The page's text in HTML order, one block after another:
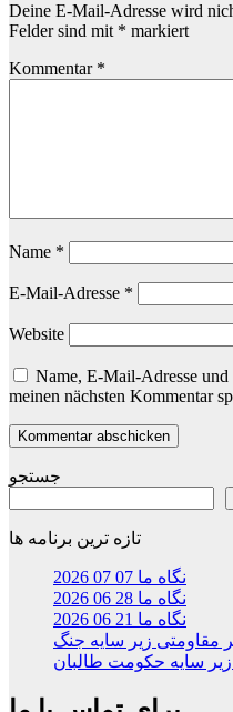
Deine E-Mail-Adresse wird
Felder sind mit * markiert
Kommentar *
Name *
E-Mail-Adresse *
Website
Name, E-Mail-Adresse
meinen nächsten Kommentar
جستجو
تازه ترین برنامه ها
نگاه ما 07 07 2026
نگاه ما 28 06 2026
نگاه ما 21 06 2026
مقاومتی زیر سایه جنگ
سایه حکومت طالبان